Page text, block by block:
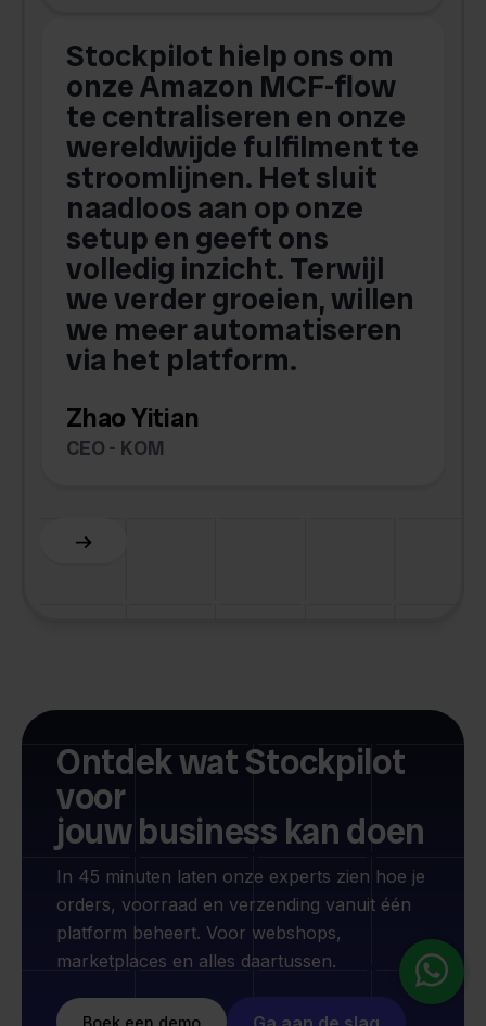
Stockpilot hielp ons om
onze Amazon MCF-flow
te centraliseren en onze
wereldwijde fulfilment te
stroomlijnen. Het sluit
naadloos aan op onze
setup en geeft ons
volledig inzicht. Terwijl
we verder groeien, willen
we meer automatiseren
via het platform.
Zhao Yitian
CEO - KOM
Slide 6 of 6.
Ontdek wat Stockpilot
voor
jouw business kan doen
In 45 minuten laten onze experts zien hoe je
orders, voorraad en verzending vanuit één
platform beheert. Voor webshops,
marketplaces en alles daartussen.
Boek een demo